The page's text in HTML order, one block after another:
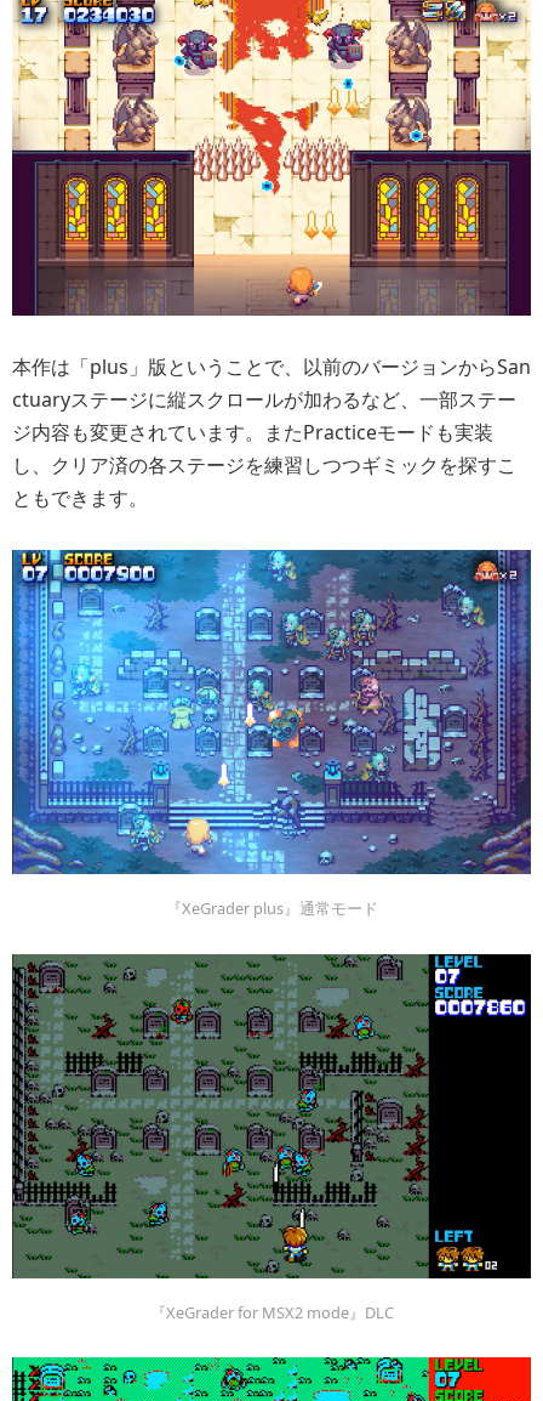
本作は「plus」版ということで、以前のバージョンからSan
ctuaryステージに縦スクロールが加わるなど、一部ステー
ジ内容も変更されています。またPracticeモードも実装
し、クリア済の各ステージを練習しつつギミックを探すこ
ともできます。
『XeGrader plus』通常モード
『XeGrader for MSX2 mode』DLC